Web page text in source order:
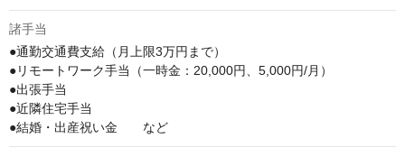
諸手当
●通勤交通費支給（月上限3万円まで）
●リモートワーク手当（一時金：20,000円、5,000円/月）
●出張手当
●近隣住宅手当
●結婚・出産祝い金　　など